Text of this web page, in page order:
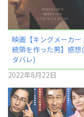
映画【キングメーカー
統領を作った男】感想
タバレ)
2022年8月22日